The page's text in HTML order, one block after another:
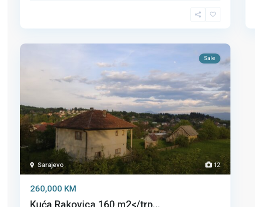
12
Sarajevo
Sale
260,000 KM
Kuća Rakovica 160 m2</trp...